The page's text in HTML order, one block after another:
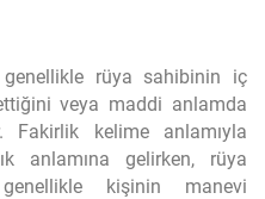
rüya sahibinin iç
veya maddi anlamda
Fakirlik kelime anlamıyla
anlamına gelirken, rüya
kişinin manevi